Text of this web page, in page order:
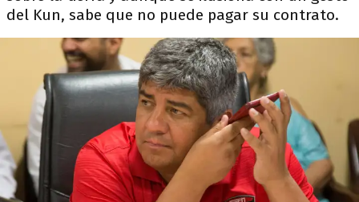
del Kun, sabe que no puede pagar su contrato.